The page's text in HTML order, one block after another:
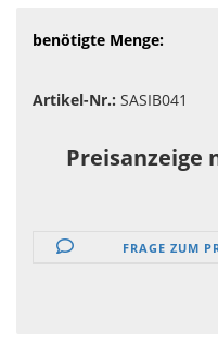
benötigte Menge:
Artikel-Nr.: SASIB041
Preisanzeige
FRAGE ZUM